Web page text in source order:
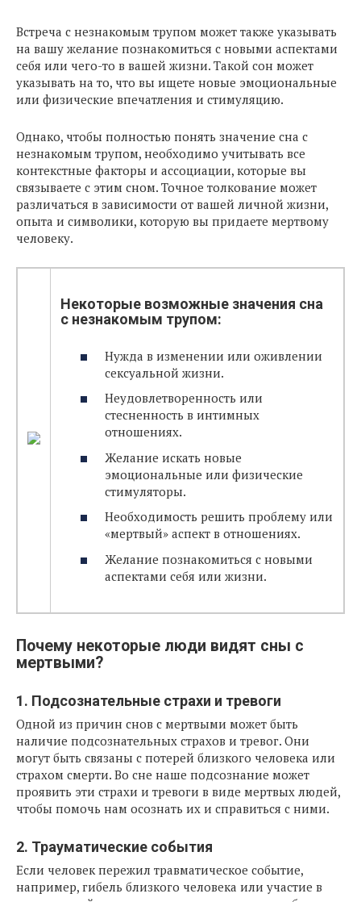
Встреча с незнакомым трупом может также указывать
на вашу желание познакомиться с новыми аспектами
себя или чего-то в вашей жизни. Такой сон может
указывать на то, что вы ищете новые эмоциональные
или физические впечатления и стимуляцию.
Однако, чтобы полностью понять значение сна с
незнакомым трупом, необходимо учитывать все
контекстные факторы и ассоциации, которые вы
связываете с этим сном. Точное толкование может
различаться в зависимости от вашей личной жизни,
опыта и символики, которую вы придаете мертвому
человеку.
Некоторые возможные значения сна
с незнакомым трупом:
Нужда в изменении или оживлении
сексуальной жизни.
Неудовлетворенность или
стесненность в интимных
отношениях.
Желание искать новые
эмоциональные или физические
стимуляторы.
Необходимость решить проблему или
«мертвый» аспект в отношениях.
Желание познакомиться с новыми
аспектами себя или жизни.
Почему некоторые люди видят сны с
мертвыми?
1. Подсознательные страхи и тревоги
Одной из причин снов с мертвыми может быть
наличие подсознательных страхов и тревог. Они
могут быть связаны с потерей близкого человека или
страхом смерти. Во сне наше подсознание может
проявить эти страхи и тревоги в виде мертвых людей,
чтобы помочь нам осознать их и справиться с ними.
2. Трауматические события
Если человек пережил травматическое событие,
например, гибель близкого человека или участие в